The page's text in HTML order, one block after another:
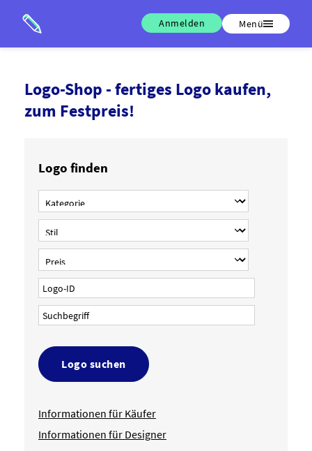
Anmelden Menü
Logo-Shop - fertiges Logo kaufen,
zum Festpreis!
Logo finden
Logo suchen
Informationen für Käufer
Informationen für Designer